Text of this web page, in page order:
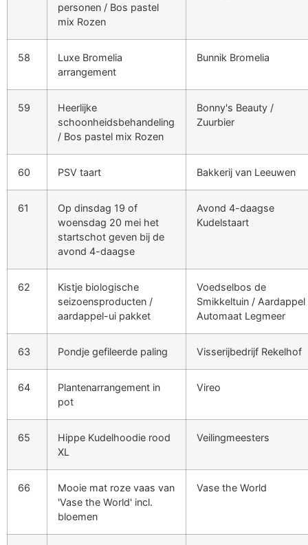
personen / Bos pastel
mix Rozen
58
Luxe Bromelia
arrangement
Bunnik Bromelia
59
Heerlijke
schoonheidsbehandeling
/ Bos pastel mix Rozen
Bonny's Beauty /
Zuurbier
60 PSV taart Bakkerij van Leeuwen
61
Op dinsdag 19 of
woensdag 20 mei het
startschot geven bij de
avond 4-daagse
Avond 4-daagse
Kudelstaart
62
Kistje biologische
seizoensproducten /
aardappel-ui pakket
Voedselbos de
Smikkeltuin / Aardappel
Automaat Legmeer
63 Pondje gefileerde paling Visserijbedrijf Rekelhof
64
Plantenarrangement in
pot
Vireo
65
Hippe Kudelhoodie rood
XL
Veilingmeesters
66
Mooie mat roze vaas van
'Vase the World' incl.
bloemen
Vase the World